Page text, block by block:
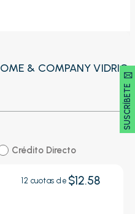
SUSCRÍBETE 🖂
& COMPANY VIDRIO
Crédito Directo
12 cuotas de $12.58